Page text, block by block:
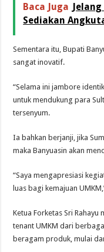
Baca Juga
Sediakan
Sementara itu, Bupati
sangat inovatif.
“Selama ini jambore
untuk mendukung para
tersenyum.
Ia bahkan berjanji, jika
maka Banyuasin akan
“Saya mengapresiasi
luas bagi kemajuan
Ketua Forketas Sri
tenant UMKM dari
beragam produk, mulai